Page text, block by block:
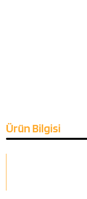
Ürün Bilgisi